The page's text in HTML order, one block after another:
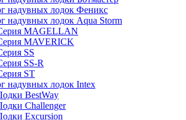
надувных лодок Феникc
надувных лодок Aqua Storm
MAGELLAN
MAVERICK
SS
SS-R
ST
надувных лодок Intex
BestWay
Challenger
Excursion